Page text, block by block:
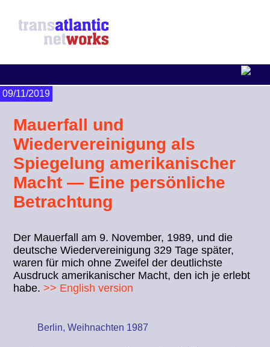
09/11/2019
Mauerfall und
Wiedervereinigung als
Spiegelung amerikanischer
Macht — Eine persönliche
Betrachtung
Der Mauerfall am 9. November, 1989, und die
deutsche Wiedervereinigung 329 Tage später,
waren für mich ohne Zweifel der deutlichste
Ausdruck amerikanischer Macht, den ich je erlebt
habe. >> English version
Berlin, Weihnachten 1987